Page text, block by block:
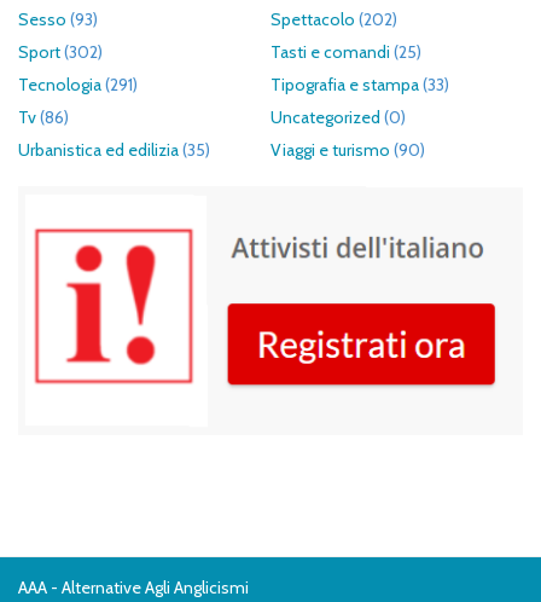
Sesso (93) Spettacolo (202)
Sport(302) Tasti e comandi (25)
Tecnologia(291) Tipografia e stampa(33)
Tv(86) Uncategorized (0)
Urbanistica ed edilizia(35) Viaggi e turismo (90)
AAA - Alternative Agli Anglicismi